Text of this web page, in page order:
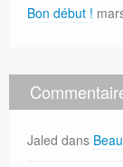
Bon début !
Jaled dans